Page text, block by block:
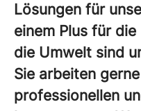
Lösungen für
einem Plus für
die Umwelt sind
Sie arbeiten
professionellen